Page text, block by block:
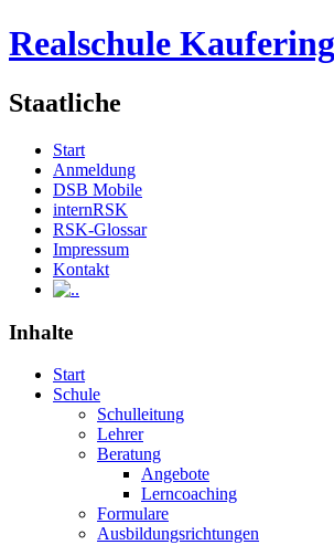
Realschule Kaufering
Staatliche
Start
Anmeldung
DSB Mobile
internRSK
RSK-Glossar
Impressum
Kontakt
.
Inhalte
Start
Schule
Schulleitung
Lehrer
Beratung
Angebote
Lerncoaching
Formulare
Ausbildungsrichtungen